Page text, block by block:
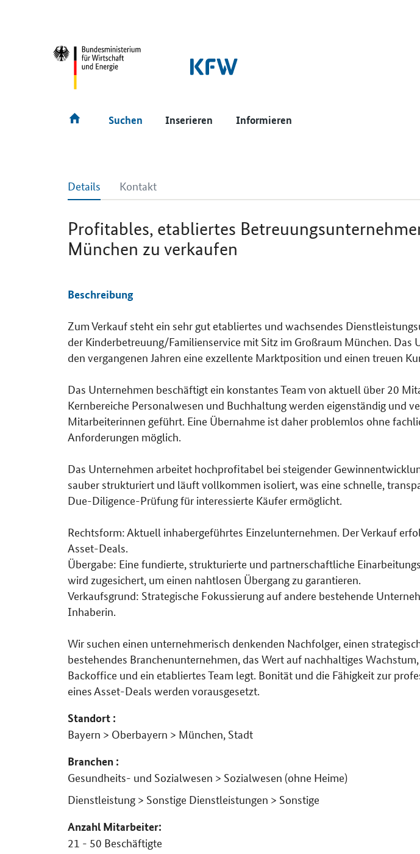
Suchen Inserieren Informieren
Details Kontakt
Profitables, etabliertes
München zu verkaufen
Details
Beschreibung
Zum Verkauf steht ein sehr gut etabliertes und wachsendes
der Kinderbetreuung/Familienservice mit Sitz im Großraum München. Das
den vergangenen Jahren eine exzellente Marktposition und einen treuen
Das Unternehmen beschäftigt ein konstantes Team von aktuell über 20
Kernbereiche Personalwesen und Buchhaltung werden eigenständig und
Mitarbeiterinnen geführt. Eine Übernahme ist daher problemlos ohne
Anforderungen möglich.
Das Unternehmen arbeitet hochprofitabel bei steigender
sauber strukturiert und läuft vollkommen isoliert, was eine schnelle,
Due-Diligence-Prüfung für interessierte Käufer ermöglicht.
Rechtsform: Aktuell inhabergeführtes Einzelunternehmen. Der Verkauf
Asset-Deals.
Übergabe: Eine fundierte, strukturierte und partnerschaftliche
wird zugesichert, um einen nahtlosen Übergang zu garantieren.
Verkaufsgrund: Strategische Fokussierung auf andere bestehende
Inhaberin.
Wir suchen einen unternehmerisch denkenden Nachfolger, einen
bestehendes Branchenunternehmen, das Wert auf nachhaltiges
Backoffice und ein etabliertes Team legt. Bonität und die Fähigkeit zur
eines Asset-Deals werden vorausgesetzt.
Standort :
Bayern > Oberbayern > München, Stadt
Branchen :
Gesundheits- und Sozialwesen > Sozialwesen (ohne Heime)
Dienstleistung > Sonstige Dienstleistungen > Sonstige
Anzahl Mitarbeiter:
21 - 50 Beschäftigte